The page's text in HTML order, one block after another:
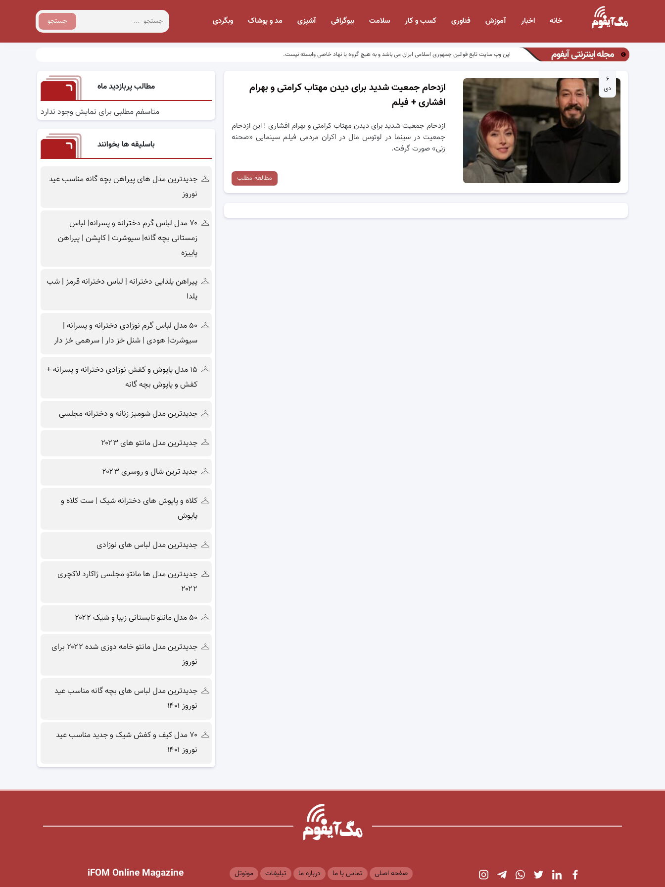
جستجو خانه اخبار آموزش فناوری کسب و کار سلامت بیوگرافی آشپزی مد و پوشاک وبگردی
مجله اینترنتی آیفوم این وب سایت تابع قوانین جمهوری اسلامی ایران می باشد و به هیچ گروه یا نهاد خاصی وابسته نیست.
۶
دی
ازدحام جمعیت شدید برای دیدن مهتاب کرامتی و بهرام
افشاری + فیلم
ازدحام جمعیت شدید برای دیدن مهتاب کرامتی و بهرام افشاری ! این ازدحام
جمعیت در سینما در لوتوس مال در اکران مردمی فیلم سینمایی «صحنه
زنی» صورت گرفت.
مطالعه مطلب
مطالب پربازدید ماه
متاسفم مطلبی برای نمایش وجود ندارد
باسلیقه ها بخوانند
جدیدترین مدل های پیراهن بچه گانه مناسب عید
نوروز
۷۰ مدل لباس گرم دخترانه و پسرانه| لباس
زمستانی بچه گانه| سیوشرت | کاپشن | پیراهن
پاییزه
پیراهن یلدایی دخترانه | لباس دخترانه قرمز | شب
یلدا
۵۰ مدل لباس گرم نوزادی دخترانه و پسرانه |
سیوشرت| هودی | شنل خز دار | سرهمی خز دار
۱۵ مدل پاپوش و کفش نوزادی دخترانه و پسرانه +
کفش و پاپوش بچه گانه
جدیدترین مدل شومیز زنانه و دخترانه مجلسی
جدیدترین مدل مانتو های ۲۰۲۳
جدید ترین شال و روسری ۲۰۲۳
کلاه و پاپوش های دخترانه شیک | ست کلاه و
پاپوش
جدیدترین مدل لباس های نوزادی
جدیدترین مدل ها مانتو مجلسی ژاکارد لاکچری
۲۰۲۲
۵۰ مدل مانتو تابستانی زیبا و شیک ۲۰۲۲
جدیدترین مدل مانتو خامه دوزی شده ۲۰۲۲ برای
نوروز
جدیدترین مدل لباس های بچه گانه مناسب عید
نوروز ۱۴۰۱
۷۰ مدل کیف و کفش شیک و جدید مناسب عید
نوروز ۱۴۰۱
iFOM Online Magazine صفحه اصلی تماس با ما درباره ما تبلیغات مونوتل